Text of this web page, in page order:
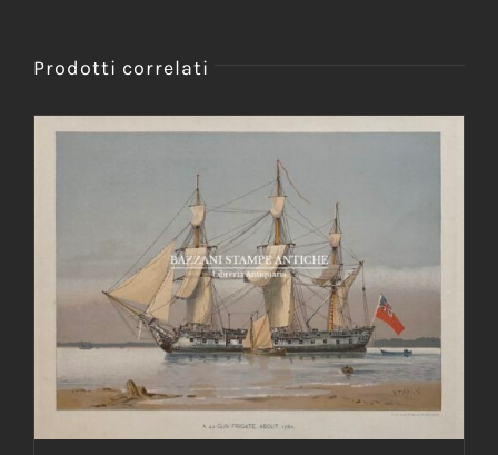
Prodotti correlati
AGGIUNGI AL CARRELLO / DETTAGLI